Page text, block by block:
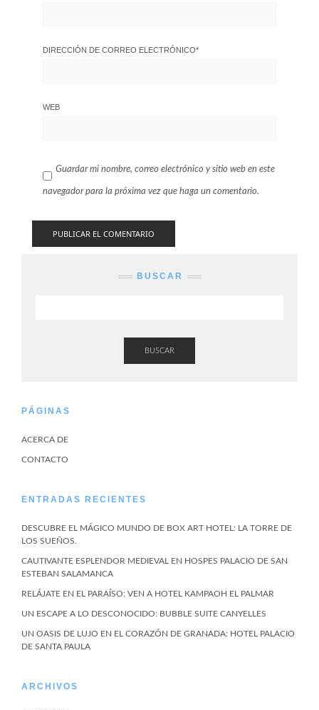
DIRECCIÓN DE CORREO ELECTRÓNICO*
WEB
Guardar mi nombre, correo electrónico y sitio web en este
navegador para la próxima vez que haga un comentario.
BUSCAR
BUSCAR
PÁGINAS
ACERCA DE
CONTACTO
ENTRADAS RECIENTES
DESCUBRE EL MÁGICO MUNDO DE BOX ART HOTEL: LA TORRE DE
LOS SUEÑOS.
CAUTIVANTE ESPLENDOR MEDIEVAL EN HOSPES PALACIO DE SAN
ESTEBAN SALAMANCA
RELÁJATE EN EL PARAÍSO: VEN A HOTEL KAMPAOH EL PALMAR
UN ESCAPE A LO DESCONOCIDO: BUBBLE SUITE CANYELLES
UN OASIS DE LUJO EN EL CORAZÓN DE GRANADA: HOTEL PALACIO
DE SANTA PAULA
ARCHIVOS